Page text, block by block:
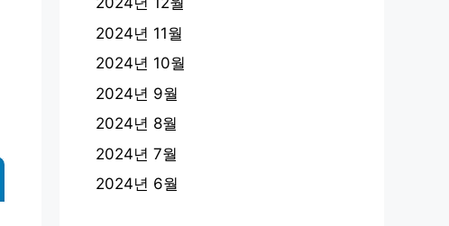
2024년 11월
2024년 10월
2024년 9월
2024년 8월
2024년 7월
2024년 6월